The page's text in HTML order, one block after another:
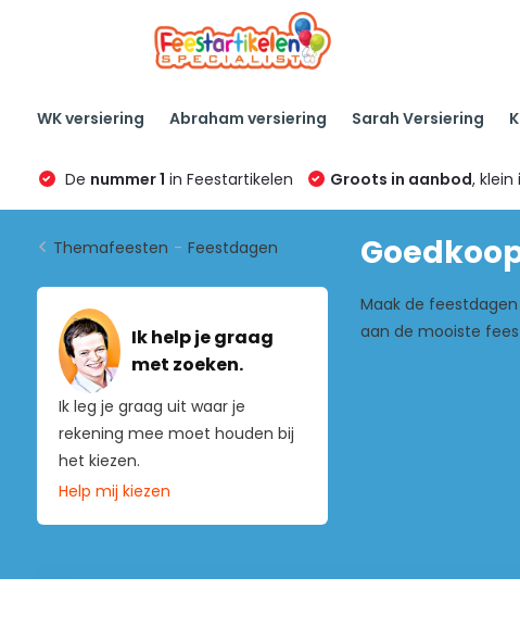
WK versiering Abraham versiering Sarah Versiering
De nummer 1 in Feestartikelen Groots in aanbod, klein
Themafeesten - Feestdagen
Ik help je graag
met zoeken.
Ik leg je graag uit waar je
rekening mee moet houden bij
het kiezen.
Help mij kiezen
Maak de
aan de mooiste